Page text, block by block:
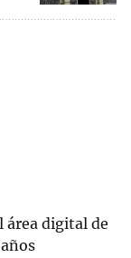
área digital de